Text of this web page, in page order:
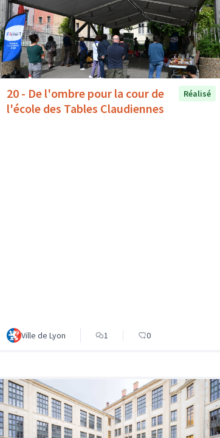
20 - De l'ombre pour la cour de
l'école des Tables Claudiennes
Réalisé
Ville de Lyon 1 0